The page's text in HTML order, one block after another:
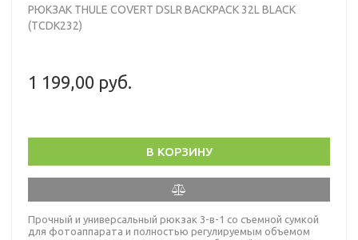
РЮКЗАК THULE COVERT DSLR BACKPACK 32L BLACK
(TCDK232)
1 199,00 руб.
В КОРЗИНУ
Прочный и универсальный рюкзак 3-в-1 со съемной сумкой
для фотоаппарата и полностью регулируемым объемом